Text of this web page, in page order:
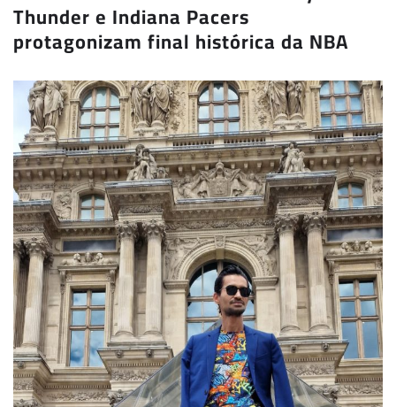
Thunder e Indiana Pacers
protagonizam final histórica da NBA